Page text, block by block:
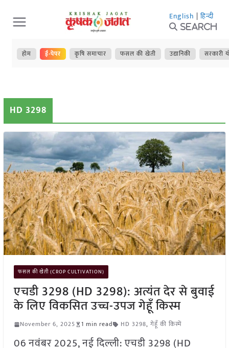
Skip
to
content
English | हिन्दी
Search
होम ई-पेपर कृषि समाचार फसल की खेती उद्यानिकी सरकारी
HD 3298
फसल की खेती (CROP CULTIVATION)
एचडी 3298 (HD 3298): अत्यंत देर से बुवाई
के लिए विकसित उच्च-उपज गेहूँ किस्म
November 6, 2025 1 min read HD 3298, गेहूँ की किस्में
06 नवंबर 2025, नई दिल्ली: एचडी 3298 (HD